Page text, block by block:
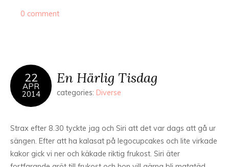
0 comment
22
APR
2014
En Härlig Tisdag
categories: Diverse
Strax efter 8.30 tyckte jag och Siri att det var dags att gå ur
sängen. Efter att ha kalasat på legocupcakes och lite virkade
kakor gick vi ner och käkade riktig frukost. Siri äter